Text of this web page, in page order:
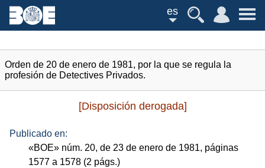
es
Orden de 20 de enero de 1981, por la que se regula la
profesión de Detectives Privados.
[Disposición derogada]
Publicado en:
«BOE» núm. 20, de 23 de enero de 1981, páginas
1577 a 1578 (2 págs.)